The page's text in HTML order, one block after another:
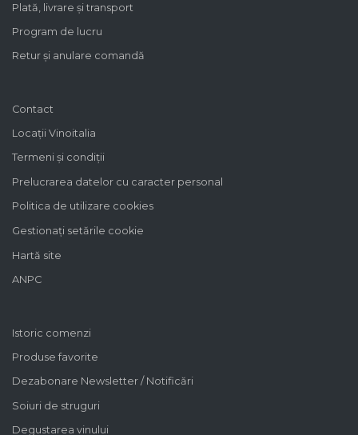
Plată, livrare și transport
Program de lucru
Retur și anulare comandă
Contact
Locații Vinoitalia
Termeni și condiții
Prelucrarea datelor cu caracter personal
Politica de utilizare cookies
Gestionați setările cookie
Hartă site
ANPC
Istoric comenzi
Produse favorite
Dezabonare Newsletter / Notificări
Soiuri de struguri
Degustarea vinului